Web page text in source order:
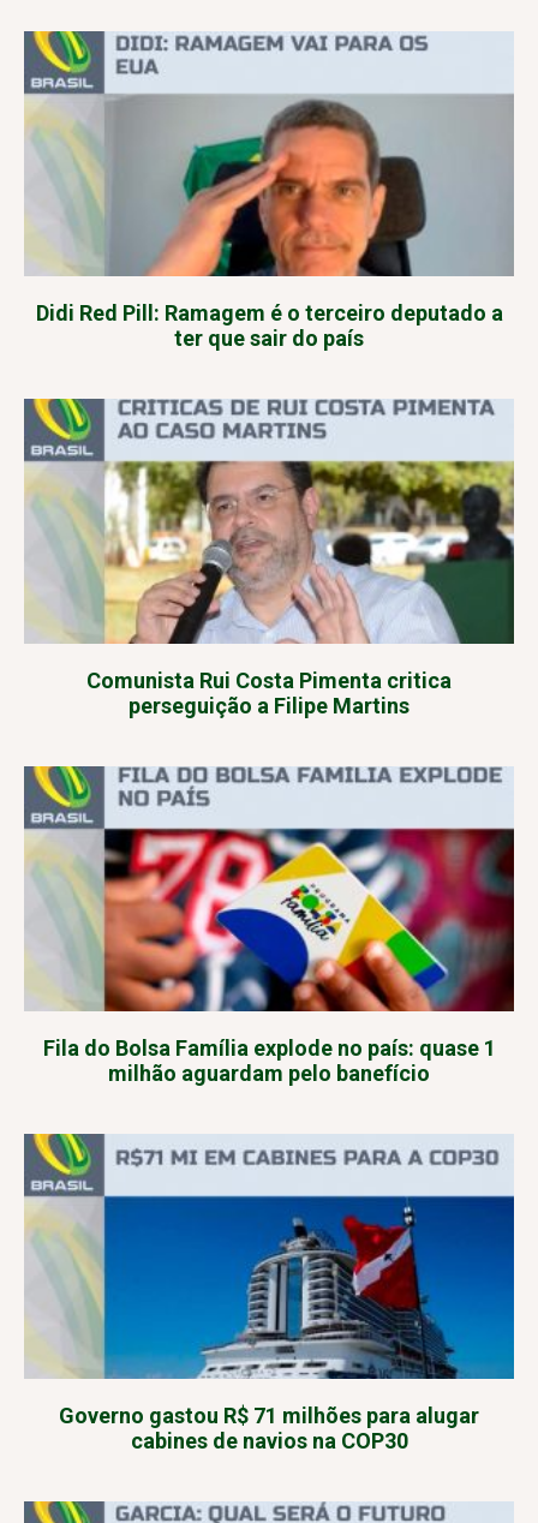
Didi Red Pill: Ramagem é o terceiro deputado a
ter que sair do país
Comunista Rui Costa Pimenta critica
perseguição a Filipe Martins
Fila do Bolsa Família explode no país: quase 1
milhão aguardam pelo banefício
Governo gastou R$ 71 milhões para alugar
cabines de navios na COP30